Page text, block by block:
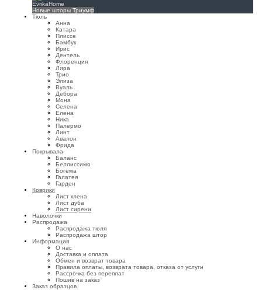
EvrikaHome
Новые шторы Триумф
Тюль
Анна
Катара
Плиссе
Бамбук
Ирис
Дентель
Флоренция
Лира
Трио
Элиза
Вуаль
Дебора
Мона
Селена
Елена
Ника
Палермо
Линт
Авалон
Фрида
Покрывала
Баланс
Беллиссимо
Богема
Галатея
Гарден
Коврики
Лист клена
Лист дуба
Лист сирени
Наволочки
Распродажа
Распродажа тюля
Распродажа штор
Информация
О нас
Доставка и оплата
Обмен и возврат товара
Правила оплаты, возврата товара, отказа от услуги
Рассрочка без переплат
Пошив на заказ
Заказ образцов